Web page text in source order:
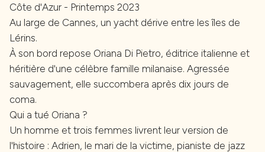
Côte d'Azur - Printemps 2023
Au large de Cannes, un yacht dérive entre les îles de
Lérins.
À son bord repose Oriana Di Pietro, éditrice italienne et
héritière d'une célèbre famille milanaise. Agressée
sauvagement, elle succombera après dix jours de
coma.
Qui a tué Oriana ?
Un homme et trois femmes livrent leur version de
l'histoire : Adrien, le mari de la victime, pianiste de jazz